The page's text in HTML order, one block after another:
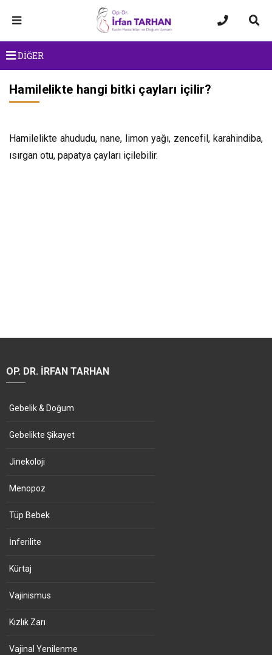
DİĞER
Hamilelikte hangi bitki çayları içilir?
Hamilelikte ahududu, nane, limon yağı, zencefil, karahindiba,
ısırgan otu, papatya çayları içilebilir.
OP. DR. İRFAN TARHAN
Gebelik & Doğum
Gebelikte Şikayet
Jinekoloji
Menopoz
Tüp Bebek
İnferilite
Kürtaj
Vajinismus
Kızlık Zarı
Vajinal Yenilenme